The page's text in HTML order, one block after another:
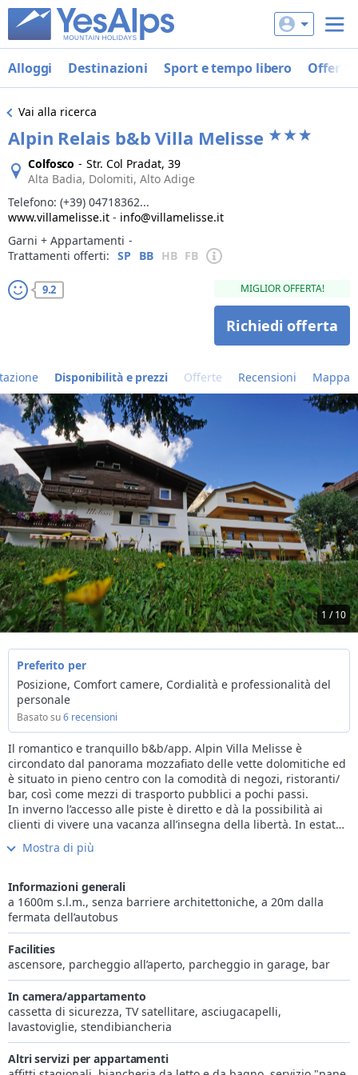
Alloggi Destinazioni Sport e tempo libero Offerte
Vai alla ricerca
Alpin Relais b&b Villa Melisse
Colfosco - Str. Col Pradat, 39
Alta Badia, Dolomiti, Alto Adige
Telefono: (+39) 04718362...
www.villamelisse.it - info@villamelisse.it
Garni + Appartamenti ‐
Trattamenti offerti: SP BB HB FB
9.2 MIGLIOR OFFERTA!
Richiedi offerta
Disponibilità e prezzi Offerte Recensioni Mappa
1 / 10
Il romantico e tranquillo b&b/app. Alpin Villa Melisse è
circondato dal panorama mozzafiato delle vette dolomitiche ed
è situato in pieno centro con la comodità di negozi, ristoranti/
bar, così come mezzi di trasporto pubblici a pochi passi.
In inverno l’accesso alle piste è diretto e dà la possibilità ai
clienti di vivere una vacanza all’insegna della libertà. In estate
la natura esprime il pieno potenziale con una vasta offerta di
attività sportive ma anche all’insegna del relax. Lo spazio verde
nato per regalare momenti piacevoli durante tutta la giornata.
Ad accogliere gli ospiti, le confortevoli camere da letto e
appartamenti, tutti con splendida vista panoramica, arredati
con gusto. Gli ospiti sono anche i benvenuti nella struttura
wellness, con suana finlandese, bagno turco, doccia con
nebbia aromatica e cromoterapia per un benessere immediato
e naturalmente l’angolo relax con tisane. Per i clienti è attivo
anche il centro di estetica e massaggi "Serenitè", aperto tutto
l’anno e con un proposta di trattamenti estetici e terapeutici
professionale e sempre aggiornata.
Il buffet di colazione viene servito in modo sempre vario e
fresco nella nostra Stube di casa, oppure nella house-bar per i
clienti degli appartamenti che desiderano iniziare la giornata
Mostra di più
Preferito per
Posizione, Comfort camere, Cordialità e professionalità del
personale
Basato su6 recensioni
Informazioni generali
a 1600m s.l.m., senza barriere architettoniche, a 20m dalla
fermata dell’autobus
Facilities
ascensore, parcheggio all’aperto, parcheggio in garage, bar
In camera/appartamento
cassetta di sicurezza, TV satellitare, asciugacapelli,
lavastoviglie, stendibiancheria
Altri servizi per appartamenti